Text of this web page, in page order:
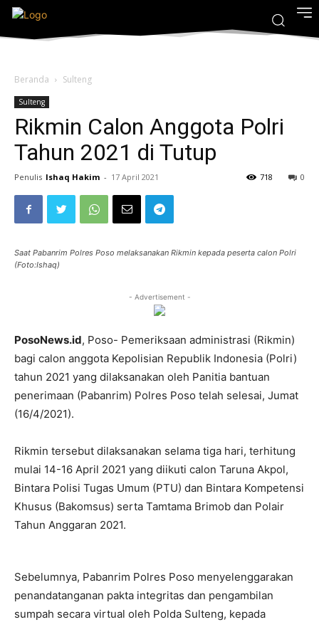
Beranda Sulteng
Sulteng
Rikmin Calon Anggota Polri
Tahun 2021 di Tutup
Penulis Ishaq Hakim - 17 April 2021 0
718
Saat Pabanrim Polres Poso melaksanakan Rikmin kepada peserta calon Polri
(Foto:Ishaq)
- Advertisement -
PosoNews.id, Poso- Pemeriksaan administrasi (Rikmin)
bagi calon anggota Kepolisian Republik Indonesia (Polri)
tahun 2021 yang dilaksanakan oleh Panitia bantuan
penerimaan (Pabanrim) Polres Poso telah selesai, Jumat
(16/4/2021).
Rikmin tersebut dilaksanakan selama tiga hari, terhitung
mulai 14-16 April 2021 yang diikuti calon Taruna Akpol,
Bintara Polisi Tugas Umum (PTU) dan Bintara Kompetensi
Khusus (Bakomsus) serta Tamtama Brimob dan Polair
Tahun Anggaran 2021.
Sebelumnya, Pabanrim Polres Poso menyelenggarakan
penandatanganan pakta integritas dan pengambilan
sumpah secara virtual oleh Polda Sulteng, kepada